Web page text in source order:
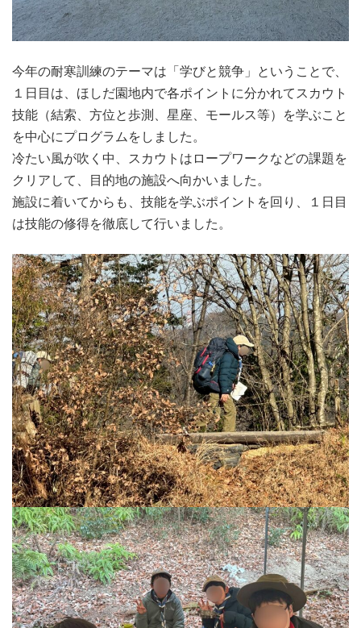
今年の耐寒訓練のテーマは「学びと競争」ということで、
１日目は、ほしだ園地内で各ポイントに分かれてスカウト
技能（結索、方位と歩測、星座、モールス等）を学ぶこと
を中心にプログラムをしました。
冷たい風が吹く中、スカウトはロープワークなどの課題を
クリアして、目的地の施設へ向かいました。
施設に着いてからも、技能を学ぶポイントを回り、１日目
は技能の修得を徹底して行いました。